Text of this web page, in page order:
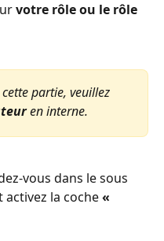
votre rôle ou le rôle
partie, veuillez
en interne.
vous dans le sous
activez la coche «